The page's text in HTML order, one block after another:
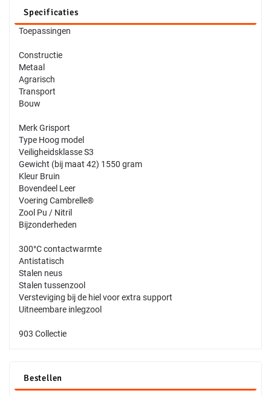
Specificaties
Toepassingen
Constructie
Metaal
Agrarisch
Transport
Bouw
Merk Grisport
Type Hoog model
Veiligheidsklasse S3
Gewicht (bij maat 42) 1550 gram
Kleur Bruin
Bovendeel Leer
Voering Cambrelle®
Zool Pu / Nitril
Bijzonderheden
300°C contactwarmte
Antistatisch
Stalen neus
Stalen tussenzool
Versteviging bij de hiel voor extra support
Uitneembare inlegzool
903 Collectie
Bestellen